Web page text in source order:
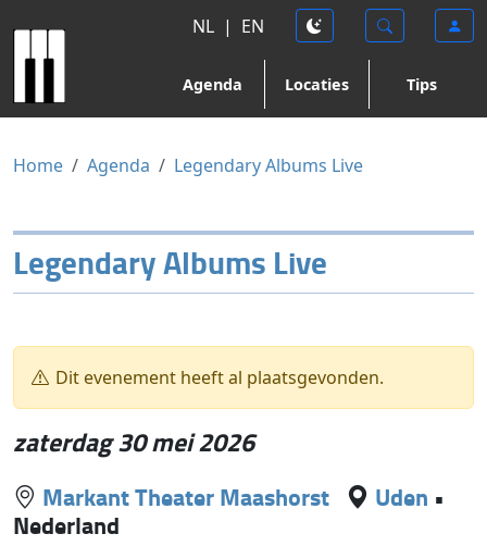
NL | EN
Agenda Locaties Tips
Home Agenda Legendary Albums Live
Legendary Albums Live
Dit evenement heeft al plaatsgevonden.
zaterdag 30 mei 2026
Markant Theater Maashorst Uden •
Nederland